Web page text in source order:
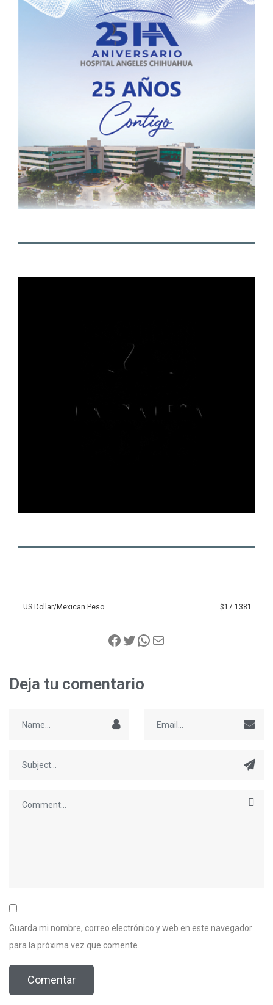
US Dollar/Mexican Peso $17.1381
Deja tu comentario
Guarda mi nombre, correo electrónico y web en este navegador
para la próxima vez que comente.